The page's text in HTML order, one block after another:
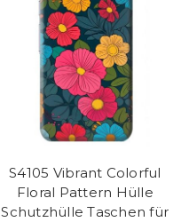
S4105 Vibrant Colorful
Floral Pattern Hülle
Schutzhülle Taschen für